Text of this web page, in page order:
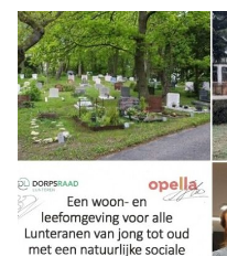
RAPPORT
‘SOCIAAL
WONEN’
AAN
MINISTERIE
VWS